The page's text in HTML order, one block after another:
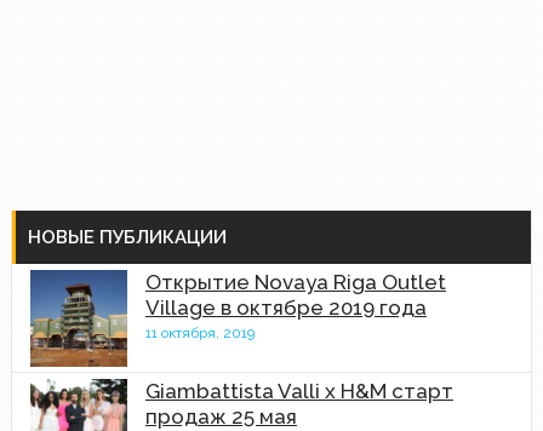
НОВЫЕ ПУБЛИКАЦИИ
Открытие Novaya Riga Outlet
Village в октябре 2019 года
11 октября, 2019
Giambattista Valli x H&M старт
продаж 25 мая